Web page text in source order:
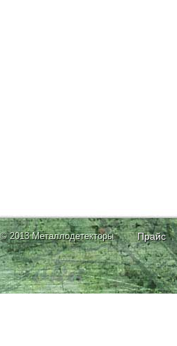
© 2013 Металлодетекторы Прайс